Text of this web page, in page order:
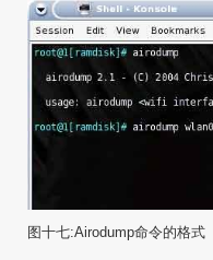
图十七:Airodump命令的格式